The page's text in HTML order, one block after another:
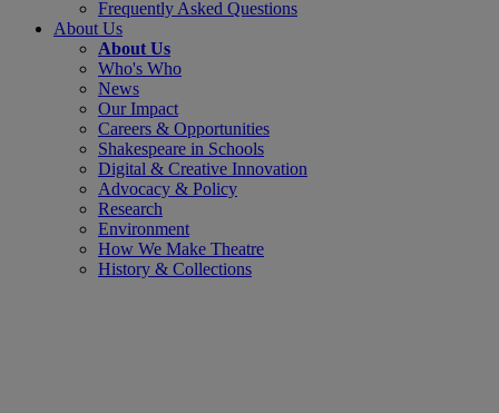
Frequently Asked Questions
About Us
About Us
Who's Who
News
Our Impact
Careers & Opportunities
Shakespeare in Schools
Digital & Creative Innovation
Advocacy & Policy
Research
Environment
How We Make Theatre
History & Collections